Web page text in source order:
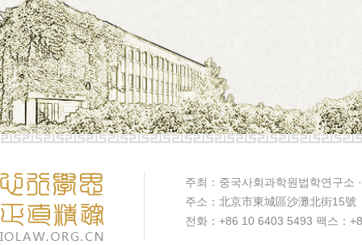
주최：중국사회과학원법학연구소
주소：北京市東城區沙灘北街15號
전화：+86 10 6403 5493 팩스：